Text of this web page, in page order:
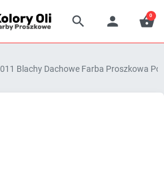
  
0
Blachy Dachowe Farba Proszkowa